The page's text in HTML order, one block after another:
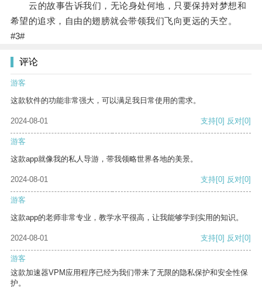
云的故事告诉我们，无论身处何地，只要保持对梦想和
希望的追求，自由的翅膀就会带领我们飞向更远的天空。
#3#
评论
游客
这款软件的功能非常强大，可以满足我日常使用的需求。
2024-08-01 支持[0] 反对[0]
游客
这款app就像我的私人导游，带我领略世界各地的美景。
2024-08-01 支持[0] 反对[0]
游客
这款app的老师非常专业，教学水平很高，让我能够学到实用的知识。
2024-08-01 支持[0] 反对[0]
游客
这款加速器VPM应用程序已经为我们带来了无限的隐私保护和安全性保
护。